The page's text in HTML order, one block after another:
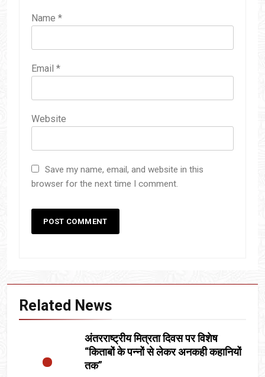
Name *
Email *
Website
Save my name, email, and website in this
browser for the next time I comment.
Related News
अंतरराष्ट्रीय मित्रता दिवस पर विशेष
“किताबों के पन्नों से लेकर अनकही कहानियों
तक”